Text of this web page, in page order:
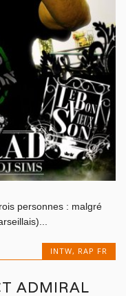
personnes : malgré
INTW, RAP FR
ADMIRAL